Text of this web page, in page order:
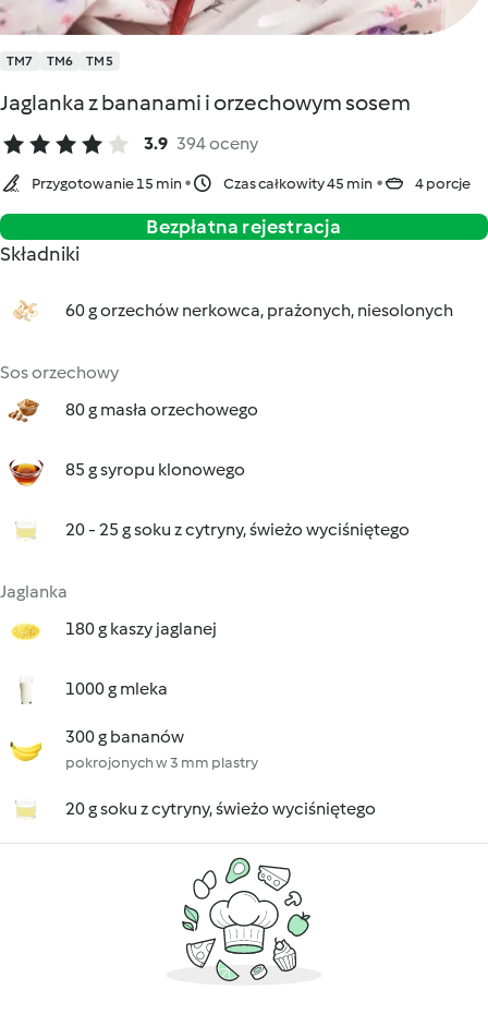
TM7 TM6 TM5
Jaglanka z bananami i orzechowym sosem
3.9 394 oceny
Przygotowanie 15 min Czas całkowity 45 min 4 porcje
Bezpłatna rejestracja
Składniki
60 g orzechów nerkowca, prażonych, niesolonych
Sos orzechowy
80 g masła orzechowego
85 g syropu klonowego
20 - 25 g soku z cytryny, świeżo wyciśniętego
Jaglanka
180 g kaszy jaglanej
1000 g mleka
300 g bananów
pokrojonych w 3 mm plastry
20 g soku z cytryny, świeżo wyciśniętego